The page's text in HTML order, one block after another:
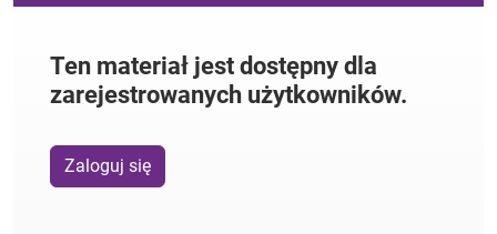
Ten materiał jest dostępny dla
zarejestrowanych użytkowników.
Zaloguj się